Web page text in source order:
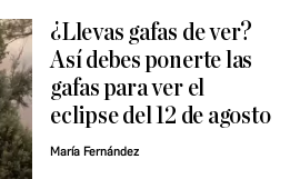
¿Llevas gafas de ver?
Así debes ponerte las
gafas para ver el
eclipse del 12 de agosto
María Fernández